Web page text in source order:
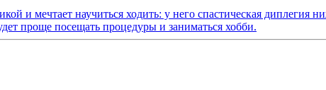
и мечтает научиться ходить: у него спастическая
проще посещать процедуры и заниматься хобби.